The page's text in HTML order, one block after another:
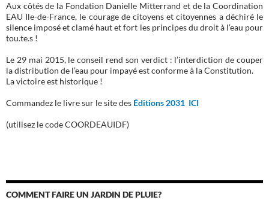
Aux côtés de la Fondation Danielle Mitterrand et de la Coordination
EAU Ile-de-France, le courage de citoyens et citoyennes a déchiré le
silence imposé et clamé haut et fort les principes du droit à l’eau pour
tou.te.s !
Le 29 mai 2015, le conseil rend son verdict : l’interdiction de couper
la distribution de l’eau pour impayé est conforme à la Constitution.
La victoire est historique !
Commandez le livre sur le site des Éditions 2031 ICI
(utilisez le code COORDEAUIDF)
COMMENT FAIRE UN JARDIN DE PLUIE?